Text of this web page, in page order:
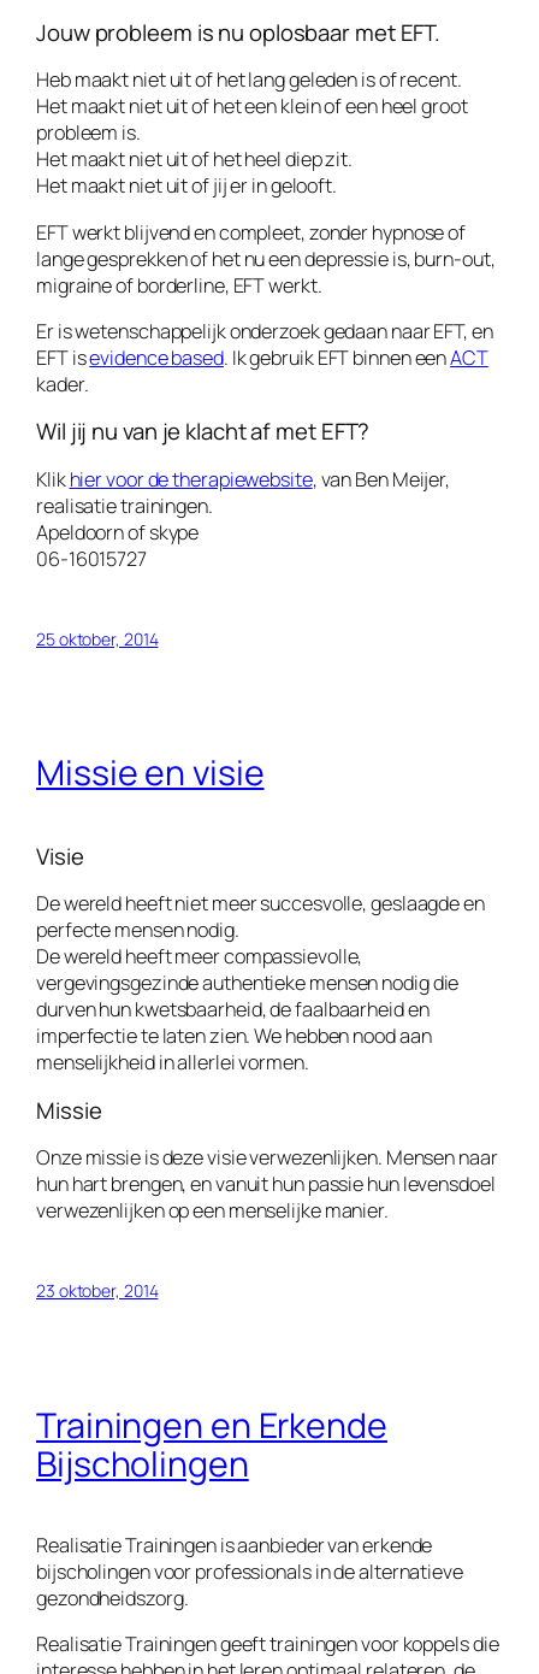
Jouw probleem is nu oplosbaar met EFT.
Heb maakt niet uit of het lang geleden is of recent.
Het maakt niet uit of het een klein of een heel groot
probleem is.
Het maakt niet uit of het heel diep zit.
Het maakt niet uit of jij er in gelooft.
EFT werkt blijvend en compleet, zonder hypnose of
lange gesprekken of het nu een depressie is, burn-out,
migraine of borderline, EFT werkt.
Er is wetenschappelijk onderzoek gedaan naar EFT, en
EFT isevidence based. Ik gebruik EFT binnen eenACT
kader.
Wil jij nu van je klacht af met EFT?
Klikhier voor de therapiewebsite, van Ben Meijer,
realisatie trainingen.
Apeldoorn of skype
06-16015727
25 oktober, 2014
Missie en visie
Visie
De wereld heeft niet meer succesvolle, geslaagde en
perfecte mensen nodig.
De wereld heeft meer compassievolle,
vergevingsgezinde authentieke mensen nodig die
durven hun kwetsbaarheid, de faalbaarheid en
imperfectie te laten zien. We hebben nood aan
menselijkheid in allerlei vormen.
Missie
Onze missie is deze visie verwezenlijken. Mensen naar
hun hart brengen, en vanuit hun passie hun levensdoel
verwezenlijken op een menselijke manier.
23 oktober, 2014
Trainingen en Erkende
Bijscholingen
Realisatie Trainingen is aanbieder van erkende
bijscholingen voor professionals in de alternatieve
gezondheidszorg.
Realisatie Trainingen geeft trainingen voor koppels die